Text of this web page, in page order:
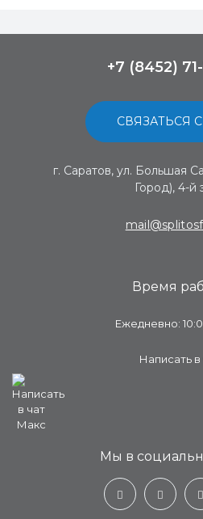
+7 (8452)
СВЯЗАТЬСЯ
г. Саратов, ул. Большая
Город), 4-й
Время
Ежедневно:
Написать в
Мы в